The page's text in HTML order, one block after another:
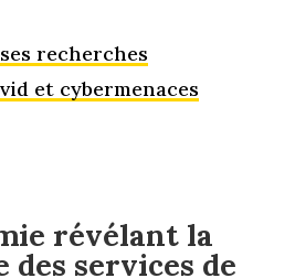
recherches
et cybermenaces
révélant la
services de